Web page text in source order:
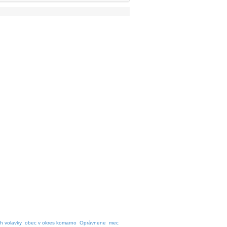
volavky obec v okres komarno Oprávnene mec